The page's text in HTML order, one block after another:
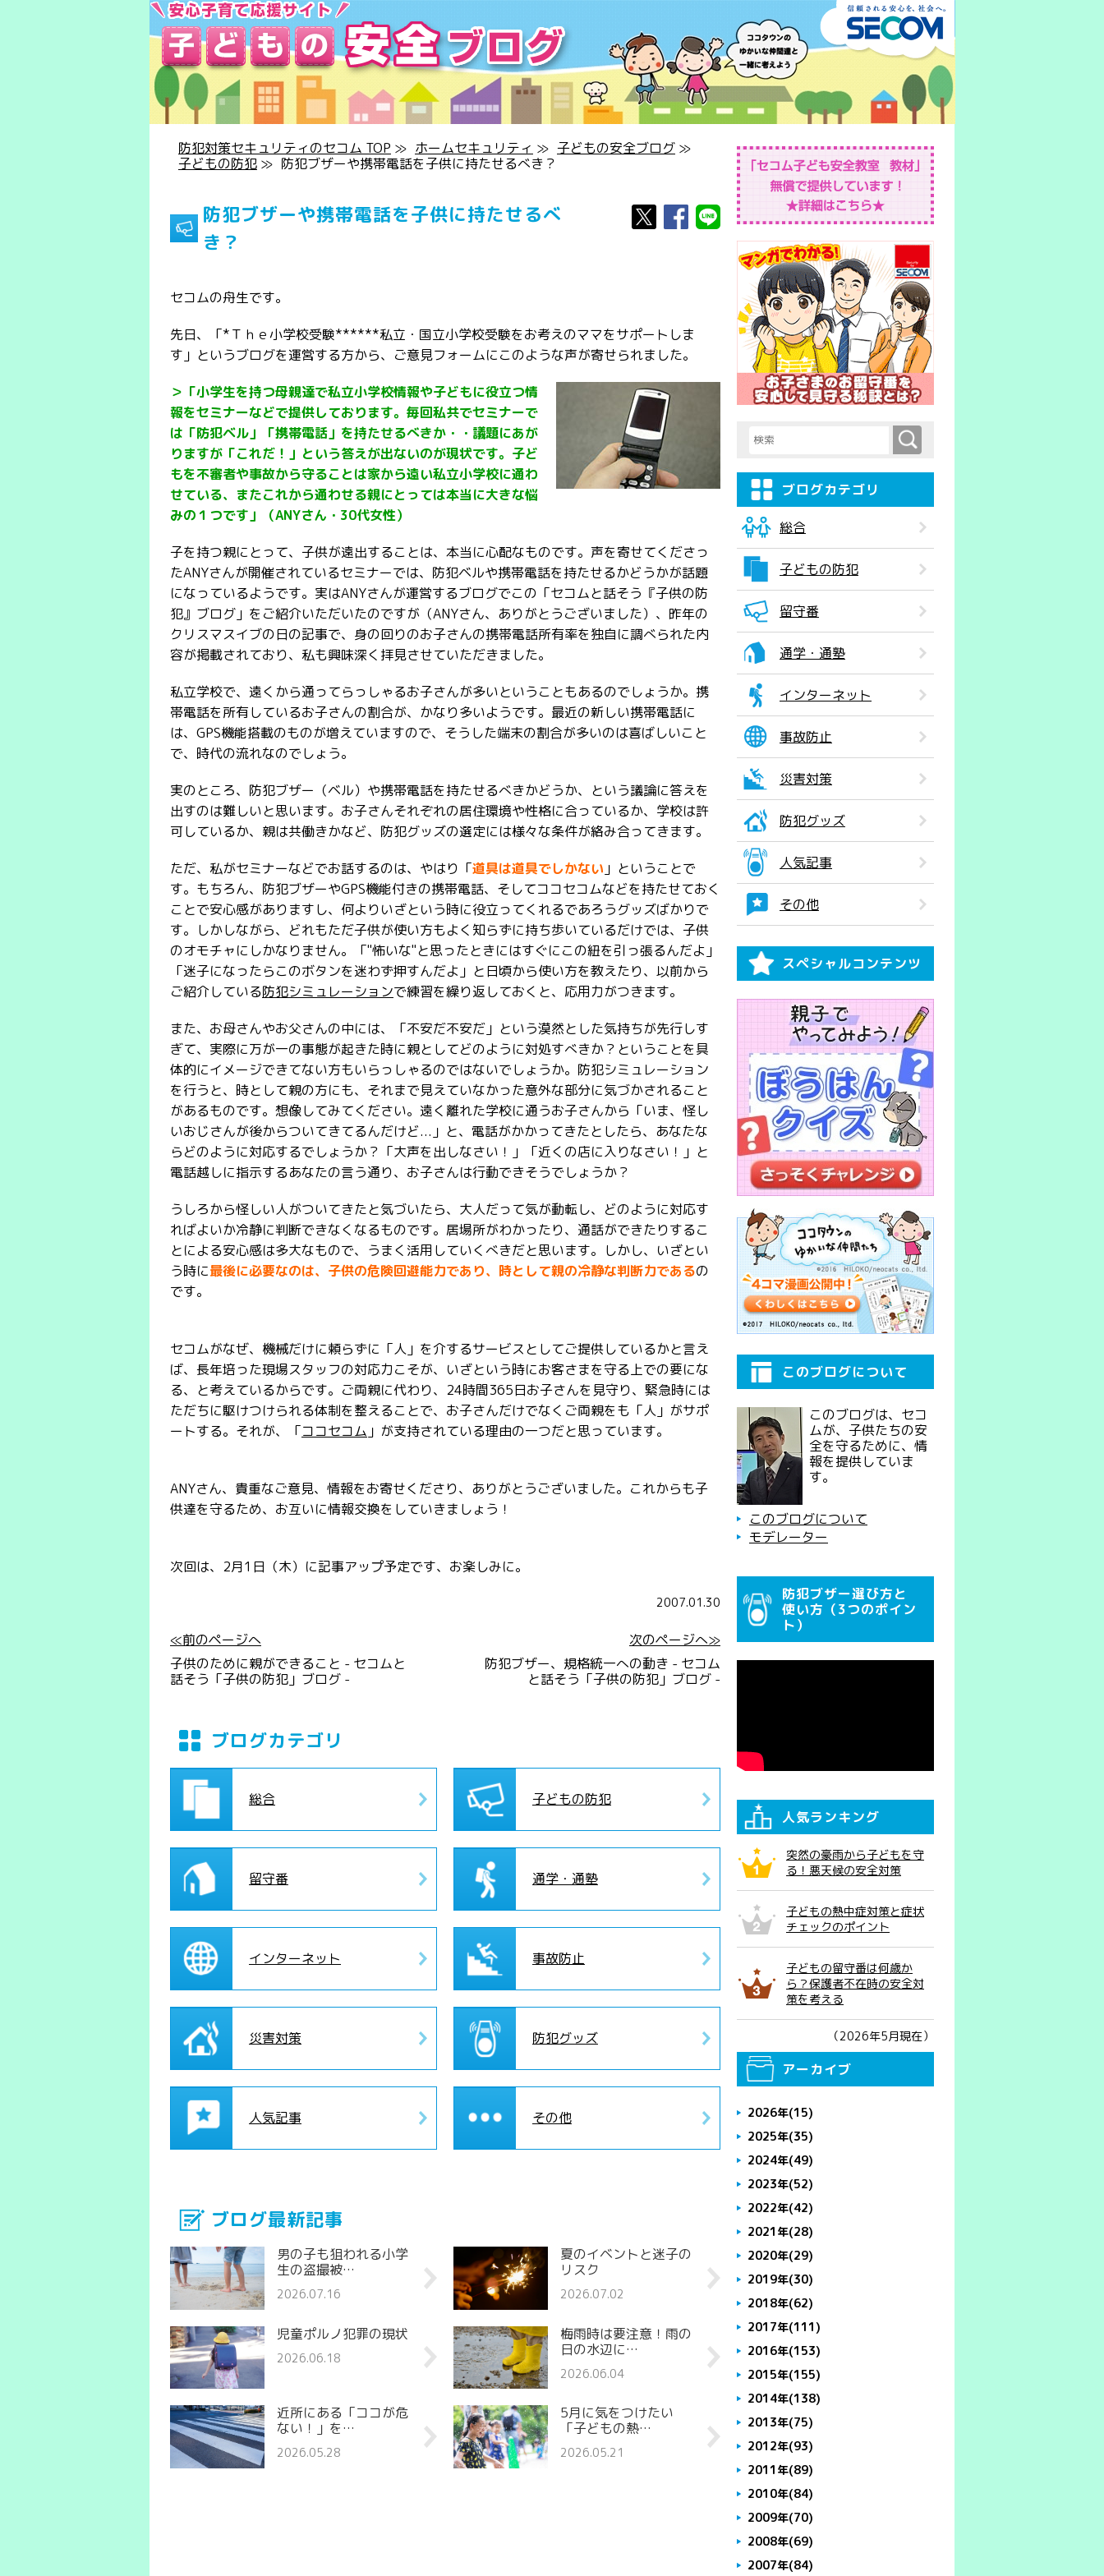
防犯対策セキュリティのセコム TOP ≫ ホームセキュリティ ≫ 子どもの安全ブログ ≫
子どもの防犯 ≫ 防犯ブザーや携帯電話を子供に持たせるべき？
防犯ブザーや携帯電話を子供に持たせるべ
き？
セコムの舟生です。
先日、「*Ｔｈｅ小学校受験******私立・国立小学校受験をお考えのママをサポートしま
す」というブログを運営する方から、ご意見フォームにこのような声が寄せられました。
＞「小学生を持つ母親達で私立小学校情報や子どもに役立つ情
報をセミナーなどで提供しております。毎回私共でセミナーで
は「防犯ベル」「携帯電話」を持たせるべきか・・議題にあが
りますが「これだ！」という答えが出ないのが現状です。子ど
もを不審者や事故から守ることは家から遠い私立小学校に通わ
せている、またこれから通わせる親にとっては本当に大きな悩
みの１つです」（ANYさん・30代女性）
子を持つ親にとって、子供が遠出することは、本当に心配なものです。声を寄せてくださっ
たANYさんが開催されているセミナーでは、防犯ベルや携帯電話を持たせるかどうかが話題
になっているようです。実はANYさんが運営するブログでこの「セコムと話そう『子供の防
犯』ブログ」をご紹介いただいたのですが（ANYさん、ありがとうございました）、昨年の
クリスマスイブの日の記事で、身の回りのお子さんの携帯電話所有率を独自に調べられた内
容が掲載されており、私も興味深く拝見させていただきました。
私立学校で、遠くから通ってらっしゃるお子さんが多いということもあるのでしょうか。携
帯電話を所有しているお子さんの割合が、かなり多いようです。最近の新しい携帯電話に
は、GPS機能搭載のものが増えていますので、そうした端末の割合が多いのは喜ばしいこと
で、時代の流れなのでしょう。
実のところ、防犯ブザー（ベル）や携帯電話を持たせるべきかどうか、という議論に答えを
出すのは難しいと思います。お子さんそれぞれの居住環境や性格に合っているか、学校は許
可しているか、親は共働きかなど、防犯グッズの選定には様々な条件が絡み合ってきます。
ただ、私がセミナーなどでお話するのは、やはり「道具は道具でしかない 」ということで
す。もちろん、防犯ブザーやGPS機能付きの携帯電話、そしてココセコムなどを持たせておく
ことで安心感がありますし、何よりいざという時に役立ってくれるであろうグッズばかりで
す。しかしながら、どれもただ子供が使い方もよく知らずに持ち歩いているだけでは、子供
のオモチャにしかなりません。「"怖いな"と思ったときにはすぐにこの紐を引っ張るんだよ」
「迷子になったらこのボタンを迷わず押すんだよ」と日頃から使い方を教えたり、以前から
ご紹介している防犯シミュレーションで練習を繰り返しておくと、応用力がつきます。
また、お母さんやお父さんの中には、「不安だ不安だ」という漠然とした気持ちが先行しす
ぎて、実際に万が一の事態が起きた時に親としてどのように対処すべきか？ということを具
体的にイメージできてない方もいらっしゃるのではないでしょうか。防犯シミュレーション
を行うと、時として親の方にも、それまで見えていなかった意外な部分に気づかされること
があるものです。想像してみてください。遠く離れた学校に通うお子さんから「いま、怪し
いおじさんが後からついてきてるんだけど...」と、電話がかかってきたとしたら、あなたな
らどのように対応するでしょうか？「大声を出しなさい！」「近くの店に入りなさい！」と
電話越しに指示するあなたの言う通り、お子さんは行動できそうでしょうか？
うしろから怪しい人がついてきたと気づいたら、大人だって気が動転し、どのように対応す
ればよいか冷静に判断できなくなるものです。居場所がわかったり、通話ができたりするこ
とによる安心感は多大なもので、うまく活用していくべきだと思います。しかし、いざとい
う時に最後に必要なのは、子供の危険回避能力であり、時として親の冷静な判断力であるの
です。
セコムがなぜ、機械だけに頼らずに「人」を介するサービスとしてご提供しているかと言え
ば、長年培った現場スタッフの対応力こそが、いざという時にお客さまを守る上での要にな
る、と考えているからです。ご両親に代わり、24時間365日お子さんを見守り、緊急時には
ただちに駆けつけられる体制を整えることで、お子さんだけでなくご両親をも「人」がサポ
ートする。それが、「ココセコム 」が支持されている理由の一つだと思っています。
ANYさん、貴重なご意見、情報をお寄せくださり、ありがとうございました。これからも子
供達を守るため、お互いに情報交換をしていきましょう！
次回は、2月1日（木）に記事アップ予定です、お楽しみに。
2007.01.30
≪前のページへ
次のページへ≫
子供のために親ができること - セコムと
話そう「子供の防犯」ブログ -
防犯ブザー、規格統一への動き - セコム
と話そう「子供の防犯」ブログ -
ブログカテゴリ
総合 子どもの防犯
留守番 通学・通塾
インターネット 事故防止
災害対策 防犯グッズ
人気記事 その他
ブログ最新記事
男の子も狙われる小学
生の盗撮被…
2026.07.16
夏のイベントと迷子の
リスク
2026.07.02
児童ポルノ犯罪の現状
2026.06.18
梅雨時は要注意！雨の
日の水辺に…
2026.06.04
近所にある「ココが危
ない！」を…
2026.05.28
5月に気をつけたい
「子どもの熱…
2026.05.21
検索キーワード入力 検索
ブログカテゴリ
総合
子どもの防犯
留守番
通学・通塾
インターネット
事故防止
災害対策
防犯グッズ
人気記事
その他
スペシャルコンテンツ
このブログについて
このブログは、セコ
ムが、子供たちの安
全を守るために、情
報を提供していま
す。
このブログについて
モデレーター
防犯ブザー選び方と
使い方（3つのポイン
ト）
人気ランキング
突然の豪雨から子どもを守
る！悪天候の安全対策
子どもの熱中症対策と症状
チェックのポイント
子どもの留守番は何歳か
ら？保護者不在時の安全対
策を考える
（2026年5月現在）
アーカイブ
2026年(15)
2025年(35)
2024年(49)
2023年(52)
2022年(42)
2021年(28)
2020年(29)
2019年(30)
2018年(62)
2017年(111)
2016年(153)
2015年(155)
2014年(138)
2013年(75)
2012年(93)
2011年(89)
2010年(84)
2009年(70)
2008年(69)
2007年(84)